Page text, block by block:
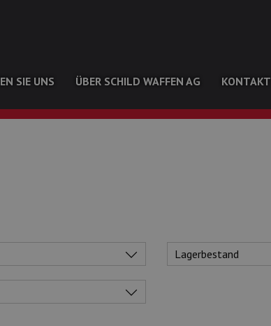
SIE UNS ÜBER SCHILD WAFFEN AG KONTAKT
Lagerbestand